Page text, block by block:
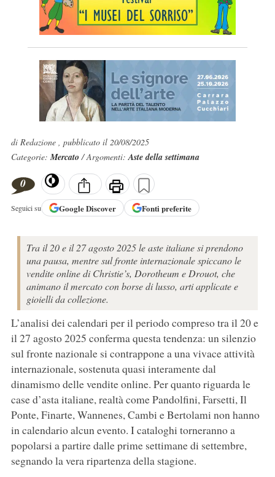
di Redazione , pubblicato il 20/08/2025
Categorie:Mercato/ Argomenti:Aste della settimana
0
Seguici su GoogleDiscover Fonti preferite
Tra il 20 e il 27 agosto 2025 le aste italiane si prendono
una pausa, mentre sul fronte internazionale spiccano le
vendite online di Christie’s, Dorotheum e Drouot, che
animano il mercato con borse di lusso, arti applicate e
gioielli da collezione.
L’analisi dei calendari per il periodo compreso tra il 20 e
il 27 agosto 2025 conferma questa tendenza: un silenzio
sul fronte nazionale si contrappone a una vivace attività
internazionale, sostenuta quasi interamente dal
dinamismo delle vendite online. Per quanto riguarda le
case d’asta italiane, realtà come Pandolfini, Farsetti, Il
Ponte, Finarte, Wannenes, Cambi e Bertolami non hanno
in calendario alcun evento. I cataloghi torneranno a
popolarsi a partire dalle prime settimane di settembre,
segnando la vera ripartenza della stagione.